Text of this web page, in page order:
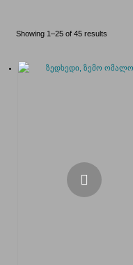
Showing 1–25 of 45 results